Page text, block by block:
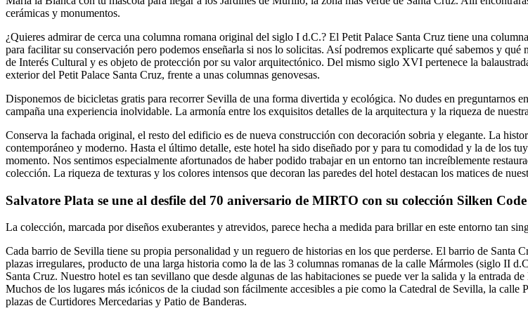
cerámicas y monumentos.
¿Quieres admirar de cerca una columna romana original del siglo I d.C.? El Petit Palace Santa Cruz tiene una
para facilitar su conservación pero podemos enseñarla si nos lo solicitas. Así podremos explicarte qué sabemos y
de Interés Cultural y es objeto de protección por su valor arquitectónico. Del mismo siglo XVI pertenece la
exterior del Petit Palace Santa Cruz, frente a unas columnas genovesas.
Disponemos de bicicletas gratis para recorrer Sevilla de una forma divertida y ecológica. No dudes en preguntarnos
campaña una experiencia inolvidable. La armonía entre los exquisitos detalles de la arquitectura y la riqueza de
Conserva la fachada original, el resto del edificio es de nueva construcción con decoración sobria y elegante. La
contemporáneo y moderno. Hasta el último detalle, este hotel ha sido diseñado por y para tu comodidad y la de los
momento. Nos sentimos especialmente afortunados de haber podido trabajar en un entorno tan increíblemente
colección. La riqueza de texturas y los colores intensos que decoran las paredes del hotel destacan los matices de
Salvatore Plata se une al desfile del 70 aniversario de MIRTO con su colección Silken Code
La colección, marcada por diseños exuberantes y atrevidos, parece hecha a medida para brillar en este entorno tan
Cada barrio de Sevilla tiene su propia personalidad y un reguero de historias en los que perderse. El barrio de Santa
plazas irregulares, producto de una larga historia como la de las 3 columnas romanas de la calle Mármoles (siglo II
Santa Cruz. Nuestro hotel es tan sevillano que desde algunas de las habitaciones se puede ver la salida y la entrada
Muchos de los lugares más icónicos de la ciudad son fácilmente accesibles a pie como la Catedral de Sevilla, la
plazas de Curtidores Mercedarias y Patio de Banderas.